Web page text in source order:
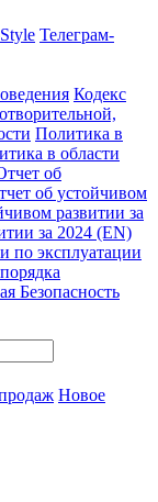
Телеграм-
Кодекс
Политика в
в области
об
об устойчивом
развитии за
за 2024 (EN)
по эксплуатации
Безопасность
Новое